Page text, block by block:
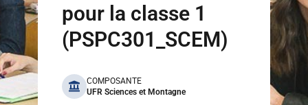
pour la classe 1
(PSPC301_SCEM)
benefits
COMPOSANTE
UFR Sciences et Montagne